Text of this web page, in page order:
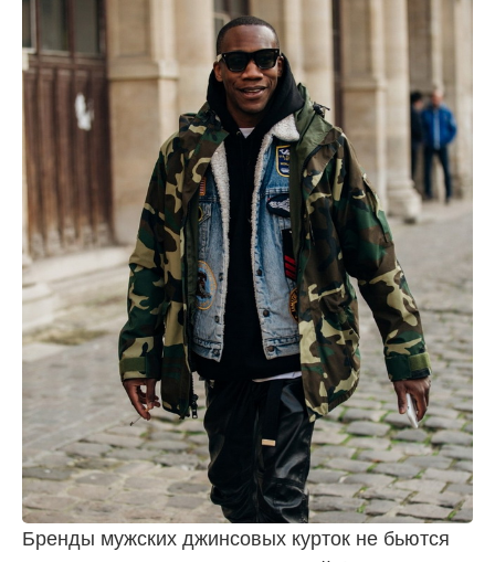
Бренды мужских джинсовых курток не бьются